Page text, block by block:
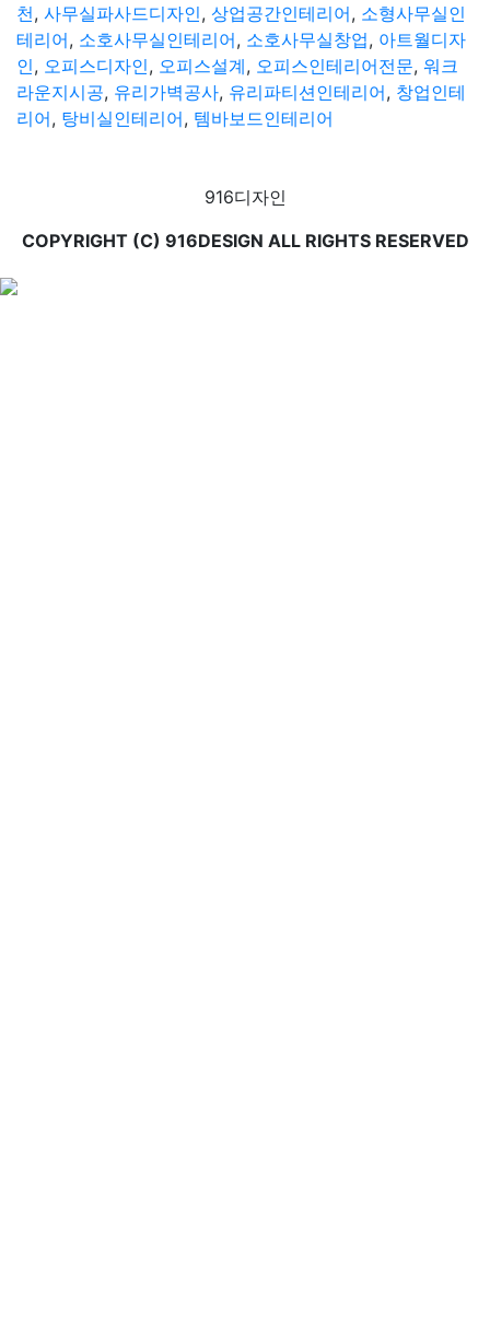
천, 사무실파사드디자인, 상업공간인테리어, 소형사무실인
테리어, 소호사무실인테리어, 소호사무실창업, 아트월디자
인, 오피스디자인, 오피스설계, 오피스인테리어전문, 워크
라운지시공, 유리가벽공사, 유리파티션인테리어, 창업인테
리어, 탕비실인테리어, 템바보드인테리어
916디자인
COPYRIGHT (C) 916DESIGN ALL RIGHTS RESERVED